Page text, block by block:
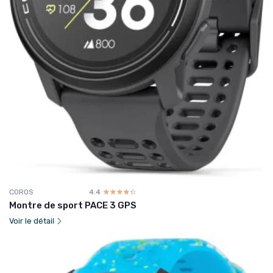
COROS 4.4 ☆☆☆☆☆
★★★★★
Montre de sport PACE 3 GPS
Voir le détail